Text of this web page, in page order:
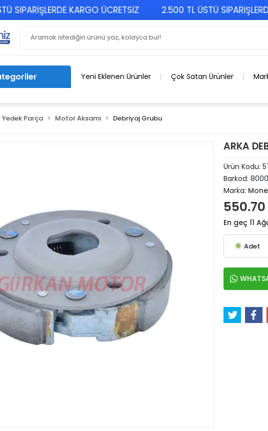
KARGO ÜCRETSİZ 2.500 TL ÜSTÜ SİPARİŞLERDE
Yeni Eklenen Ürünler Çok Satan Ürünler
Parça Motor Aksami Debriyaj Grubu
ARKA
Ürün Kodu:
Barkod:
Marka:
550.70
En geç 11
Adet